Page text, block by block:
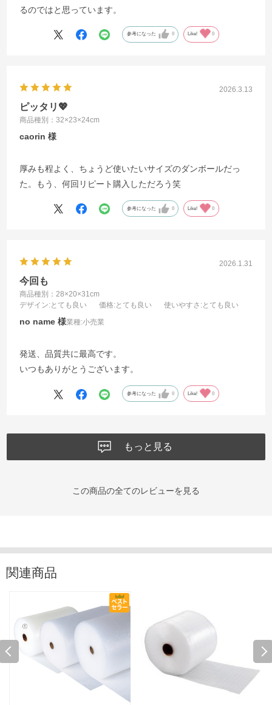
るのではと思っています。
参考になった 0 Like! 0
2026.3.13
ピッタリ💖
商品種別：32×23×24cm
caorin
厚みも程よく、ちょうど使いたいサイズのダンボールだっ
た。もう、何回リピート購入しただろう笑
参考になった 0 Like! 0
2026.1.31
今回も
商品種別：28×20×31cm
デザイン:とても良い 価格:とても良い 使いやすさ :とても良い
no name 業種:小売業
発送、品質共に最高です。
いつもありがとうございます。
参考になった 0 Like! 0
もっと見る
この商品の全てのレビューを見る
関連商品